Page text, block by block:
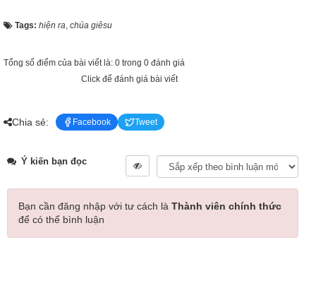
Tags: hiện ra, chúa giêsu
Tổng số điểm của bài viết là: 0 trong 0 đánh giá
Click để đánh giá bài viết
Chia sẻ: Facebook Tweet
Ý kiến bạn đọc
Bạn cần đăng nhập với tư cách là Thành viên chính thức
để có thể bình luận